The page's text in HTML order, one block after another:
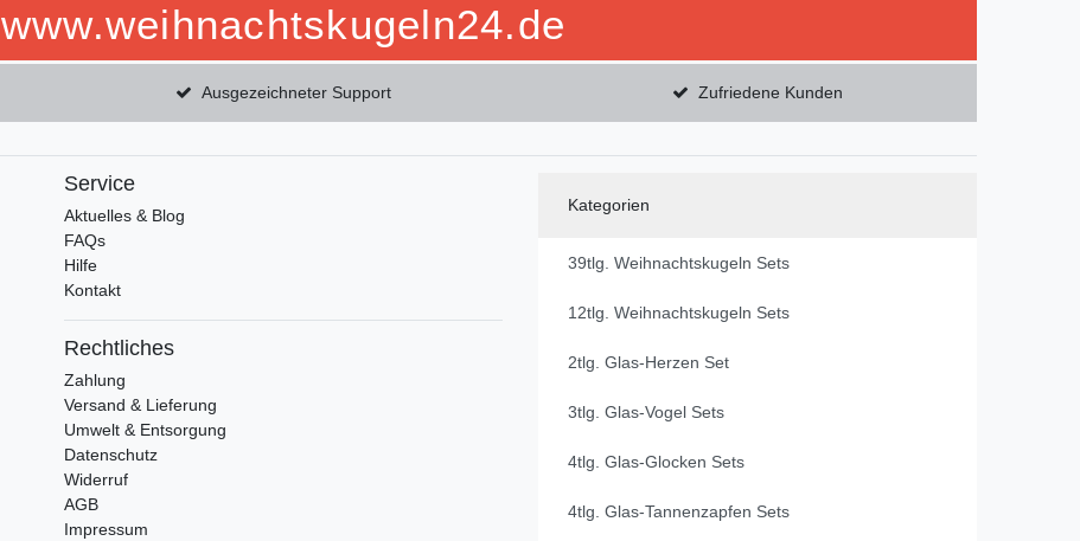
www.weihnachtskugeln24.de
Ausgezeichneter Support Zufriedene Kunden
Service
Aktuelles & Blog
FAQs
Hilfe
Kontakt
Rechtliches
Zahlung
Versand & Lieferung
Umwelt & Entsorgung
Datenschutz
Widerruf
AGB
Impressum
Kategorien
39tlg. Weihnachtskugeln Sets
12tlg. Weihnachtskugeln Sets
2tlg. Glas-Herzen Set
3tlg. Glas-Vogel Sets
4tlg. Glas-Glocken Sets
4tlg. Glas-Tannenzapfen Sets